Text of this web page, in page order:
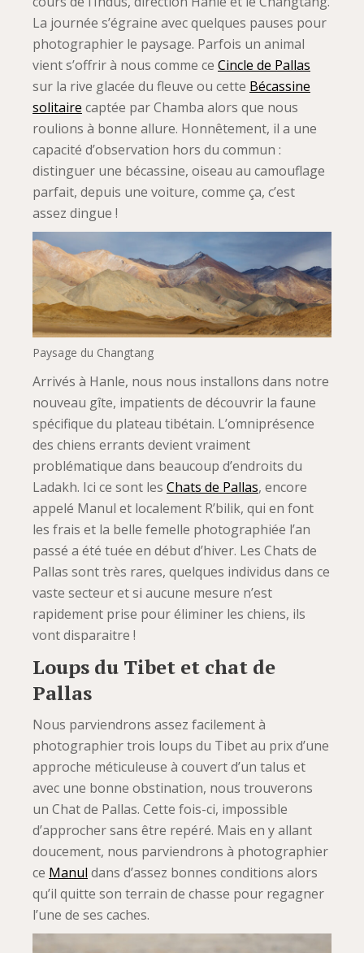
La journée s’égraine avec quelques pauses pour
photographier le paysage. Parfois un animal
vient s’offrir à nous comme ce Cincle de Pallas
sur la rive glacée du fleuve ou cette Bécassine
solitaire captée par Chamba alors que nous
roulions à bonne allure. Honnêtement, il a une
capacité d’observation hors du commun :
distinguer une bécassine, oiseau au camouflage
parfait, depuis une voiture, comme ça, c’est
assez dingue !
Paysage du Changtang
Arrivés à Hanle, nous nous installons dans notre
nouveau gîte, impatients de découvrir la faune
spécifique du plateau tibétain. L’omniprésence
des chiens errants devient vraiment
problématique dans beaucoup d’endroits du
Ladakh. Ici ce sont les Chats de Pallas, encore
appelé Manul et localement R’bilik, qui en font
les frais et la belle femelle photographiée l’an
passé a été tuée en début d’hiver. Les Chats de
Pallas sont très rares, quelques individus dans ce
vaste secteur et si aucune mesure n’est
rapidement prise pour éliminer les chiens, ils
vont disparaitre !
Loups du Tibet et chat de
Pallas
Nous parviendrons assez facilement à
photographier trois loups du Tibet au prix d’une
approche méticuleuse à couvert d’un talus et
avec une bonne obstination, nous trouverons
un Chat de Pallas. Cette fois-ci, impossible
d’approcher sans être repéré. Mais en y allant
doucement, nous parviendrons à photographier
ce Manul dans d’assez bonnes conditions alors
qu’il quitte son terrain de chasse pour regagner
l’une de ses caches.